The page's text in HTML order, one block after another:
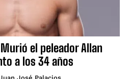
Murió el peleador Allan
a los 34 años